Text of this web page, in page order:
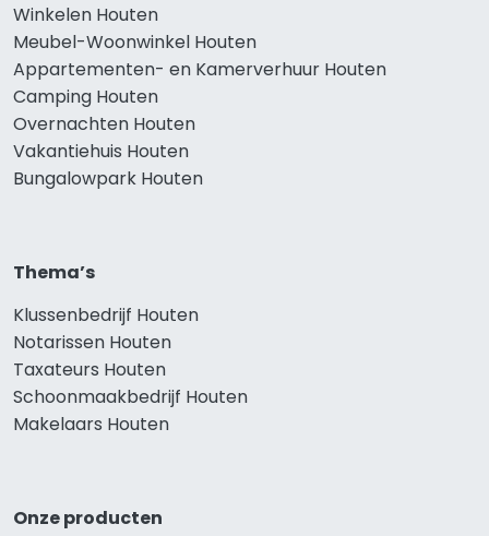
Winkelen Houten
Meubel-Woonwinkel Houten
Appartementen- en Kamerverhuur Houten
Camping Houten
Overnachten Houten
Vakantiehuis Houten
Bungalowpark Houten
Thema’s
Klussenbedrijf Houten
Notarissen Houten
Taxateurs Houten
Schoonmaakbedrijf Houten
Makelaars Houten
Onze producten